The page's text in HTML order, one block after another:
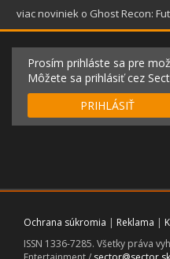
viac noviniek o Ghost Recon:
Prosím prihláste sa pre
Môžete sa prihlásiť cez
PRIHLÁSIŤ
Ochrana súkromia | Reklama |
ISSN 1336-7285. Všetky práva